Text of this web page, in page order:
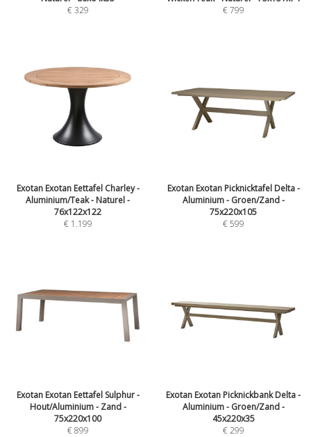
€329
€799
Exotan Exotan Eettafel Charley -
Aluminium/Teak - Naturel -
76x122x122
€ 1.199
Exotan Exotan Picknicktafel Delta -
Aluminium - Groen/Zand -
75x220x105
€599
Exotan Exotan Eettafel Sulphur -
Hout/Aluminium - Zand -
75x220x100
€899
Exotan Exotan Picknickbank Delta -
Aluminium - Groen/Zand -
45x220x35
€299